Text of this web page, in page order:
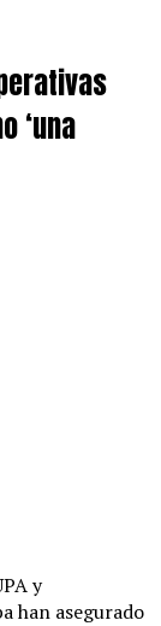
‘una
y
han asegurado